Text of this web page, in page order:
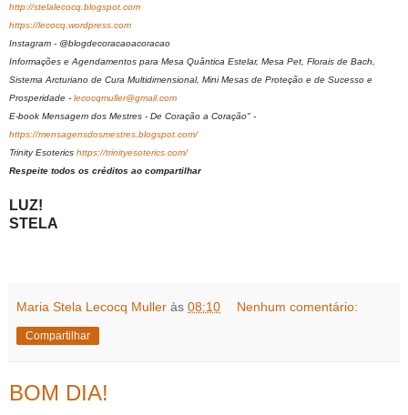
http://stelalecocq.blogspot.com
https://lecocq.wordpress.com
Instagram - @blogdecoracaoacoracao
Informações e Agendamentos para Mesa Quântica Estelar, Mesa Pet, Florais de Bach,
Sistema Arcturiano de Cura Multidimensional, Mini Mesas de Proteção e de Sucesso e
Prosperidade - lecocqmuller@gmail.com
E-book Mensagem dos Mestres - De Coração a Coração" -
https://mensagensdosmestres.blogspot.com/
Trinity Esoterics https://trinityesoterics.com/
Respeite todos os créditos ao compartilhar
LUZ!
STELA
Maria Stela Lecocq Muller às 08:10 Nenhum comentário:
Compartilhar
BOM DIA!